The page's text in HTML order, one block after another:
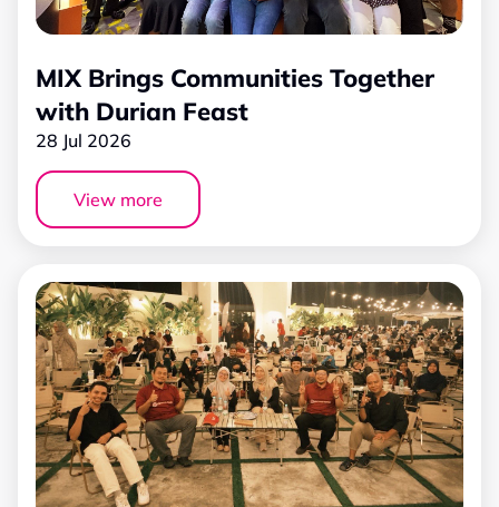
MIX Brings Communities Together
with Durian Feast
28 Jul 2026
View more